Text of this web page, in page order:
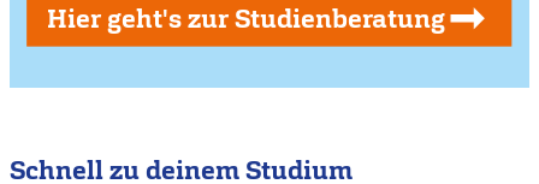
Hier geht's zur Studienberatung
Schnell zu deinem Studium